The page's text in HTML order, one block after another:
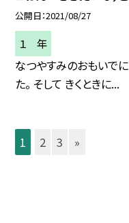
公開日 2021/08/27
１ 年
なつやすみのおもいで
た。 そして きくときに...
1 2 3 »